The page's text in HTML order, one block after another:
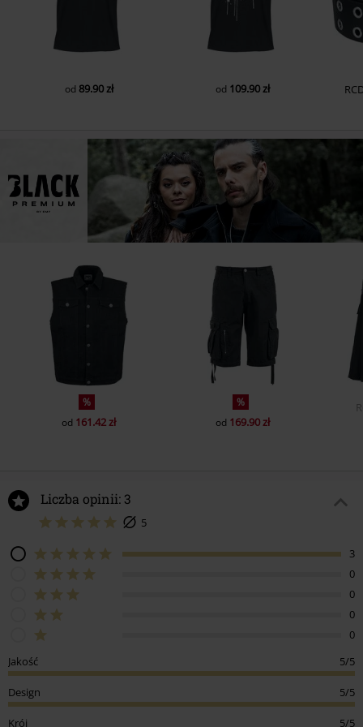
od 89.90 zł od 109.90 zł
%
od 161.42 zł
%
od 169.90 zł
Liczba opinii: 3
5
3
0
0
0
0
Jakość
5/5
Design 5/5
Krój 5/5